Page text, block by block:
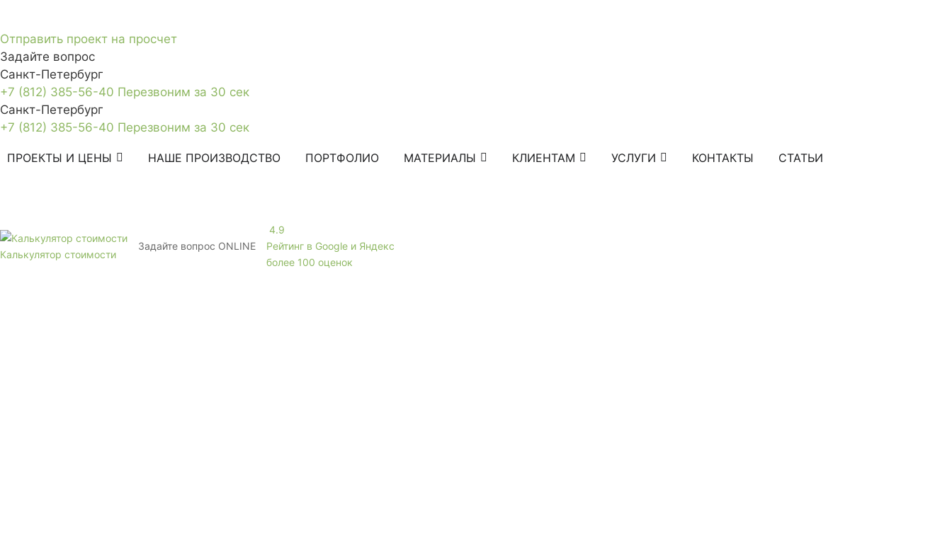
Отправить проект на просчет
Задайте вопрос
Санкт-Петербург
+7 (812) 385-56-40 Перезвоним за 30 сек
Санкт-Петербург
+7 (812) 385-56-40 Перезвоним за 30 сек
ПРОЕКТЫ И ЦЕНЫ НАШЕ ПРОИЗВОДСТВО ПОРТФОЛИО МАТЕРИАЛЫ КЛИЕНТАМ УСЛУГИ КОНТАКТЫ СТАТЬИ
Калькулятор стоимости
Задайте вопрос ONLINE
4.9
Рейтинг в Google и Яндекс
более 100 оценок